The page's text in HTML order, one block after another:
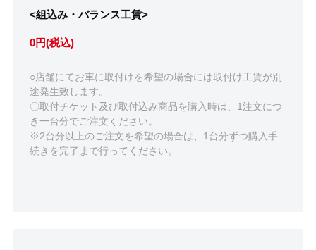
<組込み・バランス工賃>
0円(税込)
○店舗にてお車に取付けを希望の場合には取付け工賃が別
途発生致します。
〇取付チケット及び取付込み商品を購入時は、1注文につ
き一台分でご注文ください。
※2台分以上のご注文を希望の場合は、1台分ずつ購入手
続きを完了まで行ってください。